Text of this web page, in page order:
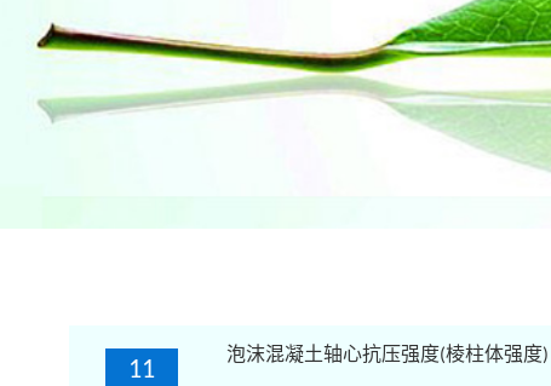
11
泡沫混凝土轴心抗压强度(棱柱体强度)